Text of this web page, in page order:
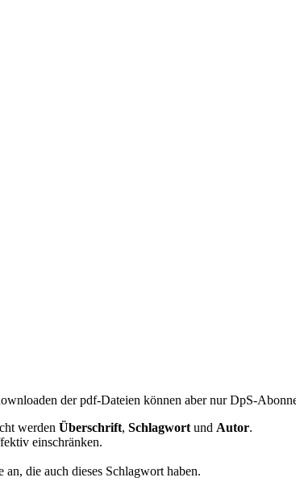
der pdf-Dateien können aber nur DpS-
werden Überschrift, Schlagwort und Autor.
einschränken.
die auch dieses Schlagwort haben.